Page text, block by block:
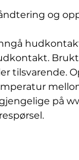
og
tilsvarende.
på